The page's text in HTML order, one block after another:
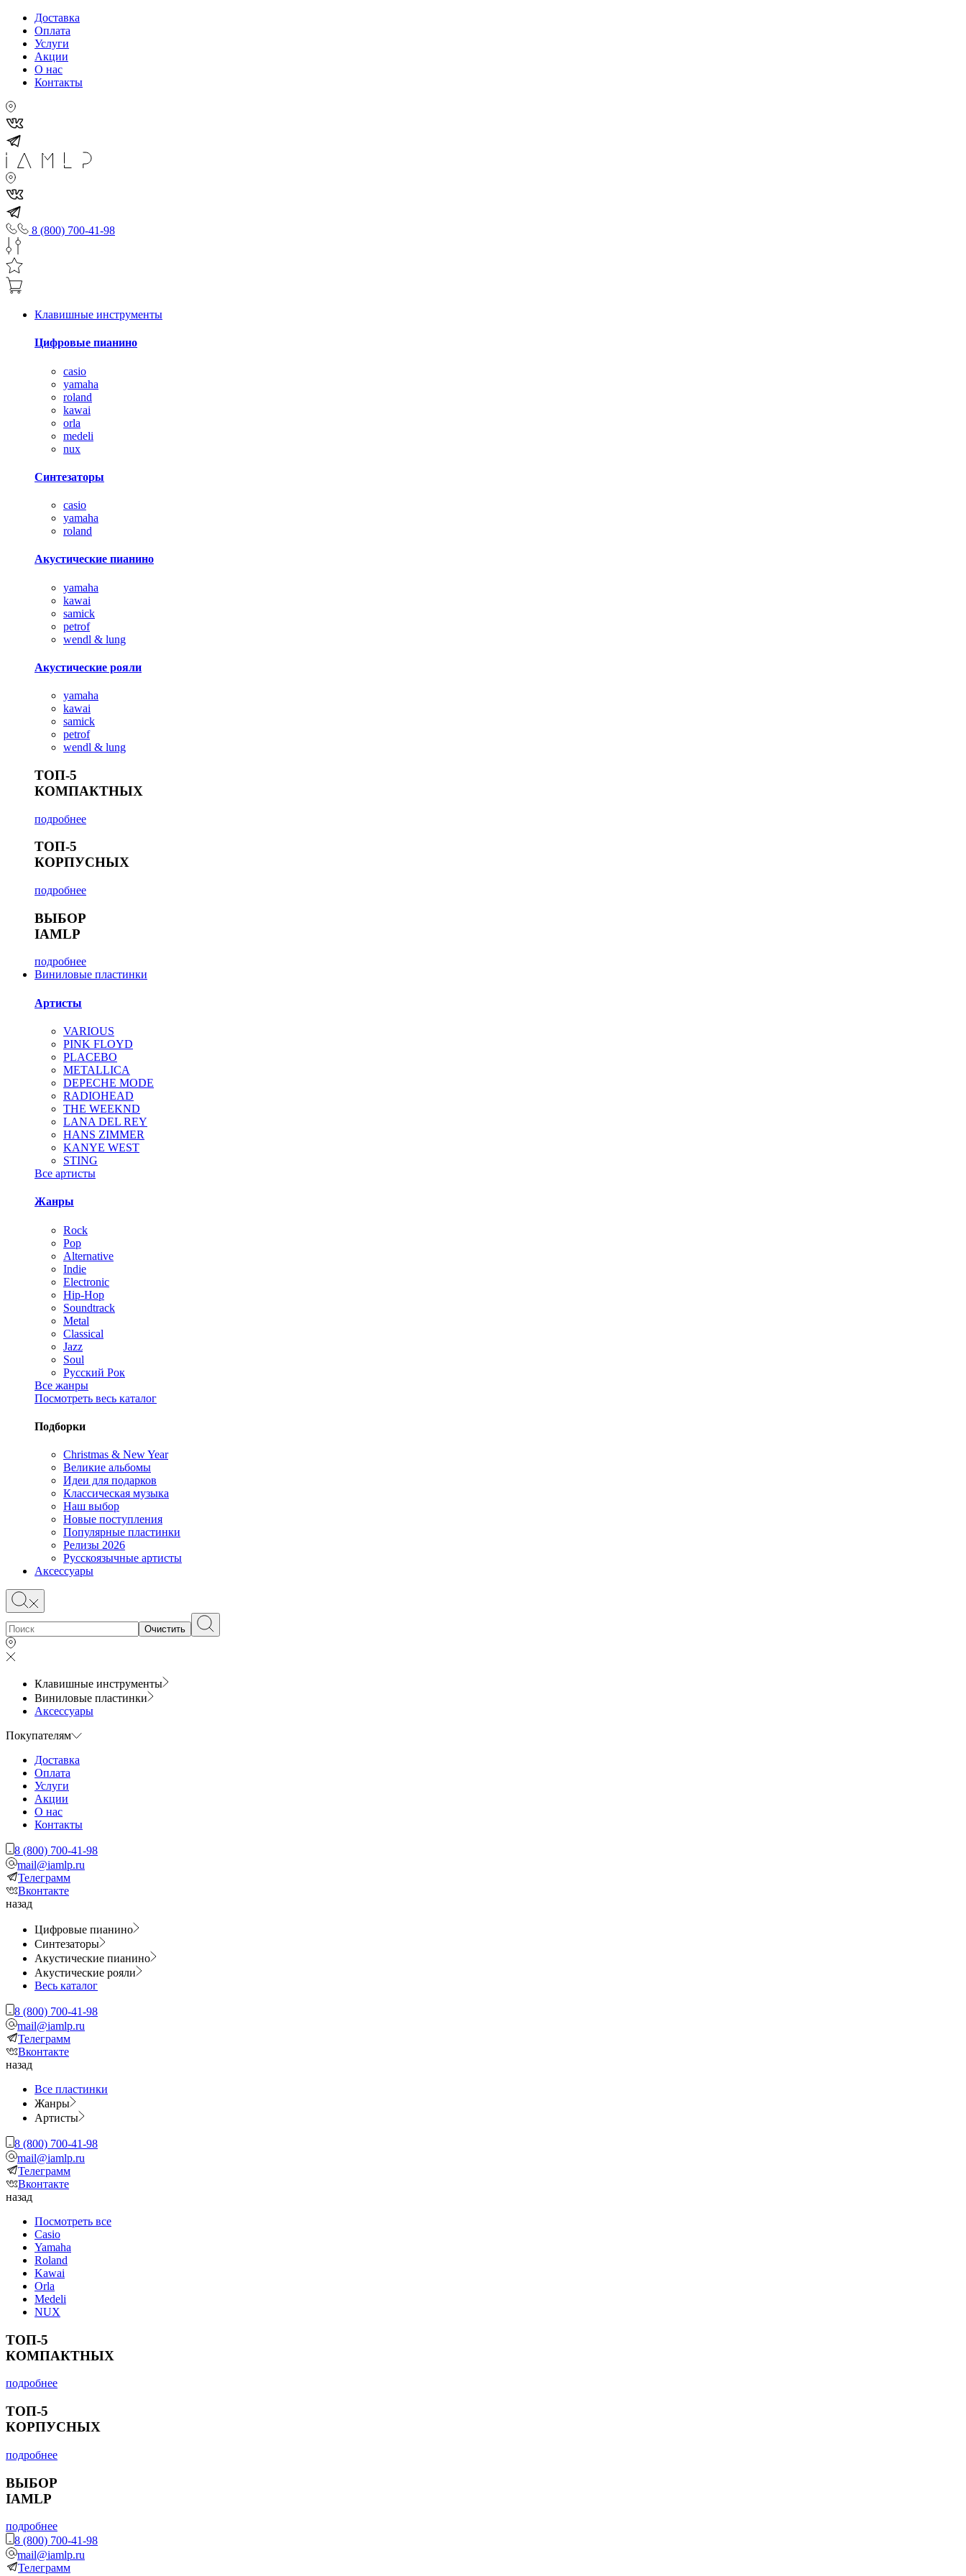
Доставка
Оплата
Услуги
Акции
О нас
Контакты
8 (800) 700-41-98
Клавишные инструменты
Цифровые пианино
casio
yamaha
roland
kawai
orla
medeli
nux
Синтезаторы
casio
yamaha
roland
Акустические пианино
yamaha
kawai
samick
petrof
wendl & lung
Акустические рояли
yamaha
kawai
samick
petrof
wendl & lung
ТОП-5
КОМПАКТНЫХ
подробнее
ТОП-5
КОРПУСНЫХ
подробнее
ВЫБОР
IAMLP
подробнее
Виниловые пластинки
Артисты
VARIOUS
PINK FLOYD
PLACEBO
METALLICA
DEPECHE MODE
RADIOHEAD
THE WEEKND
LANA DEL REY
HANS ZIMMER
KANYE WEST
STING
Все артисты
Жанры
Rock
Pop
Alternative
Indie
Electronic
Hip-Hop
Soundtrack
Metal
Classical
Jazz
Soul
Русский Рок
Все жанры
Посмотреть весь каталог
Подборки
Christmas & New Year
Великие альбомы
Идеи для подарков
Классическая музыка
Наш выбор
Новые поступления
Популярные пластинки
Релизы 2026
Русскоязычные артисты
Аксессуары
Очистить
Клавишные инструменты
Виниловые пластинки
Аксессуары
Покупателям
Доставка
Оплата
Услуги
Акции
О нас
Контакты
8 (800) 700-41-98
mail@iamlp.ru
Телеграмм
Вконтакте
назад
Цифровые пианино
Синтезаторы
Акустические пианино
Акустические рояли
Весь каталог
8 (800) 700-41-98
mail@iamlp.ru
Телеграмм
Вконтакте
назад
Все пластинки
Жанры
Артисты
8 (800) 700-41-98
mail@iamlp.ru
Телеграмм
Вконтакте
назад
Посмотреть все
Casio
Yamaha
Roland
Kawai
Orla
Medeli
NUX
ТОП-5
КОМПАКТНЫХ
подробнее
ТОП-5
КОРПУСНЫХ
подробнее
ВЫБОР
IAMLP
подробнее
8 (800) 700-41-98
mail@iamlp.ru
Телеграмм